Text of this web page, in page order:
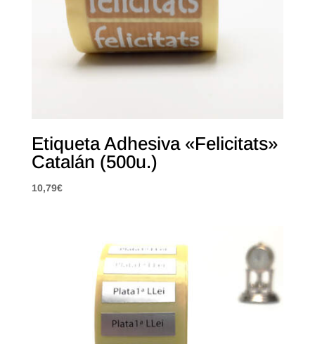
Etiqueta Adhesiva «Felicitats»
Catalán (500u.)
10,79€